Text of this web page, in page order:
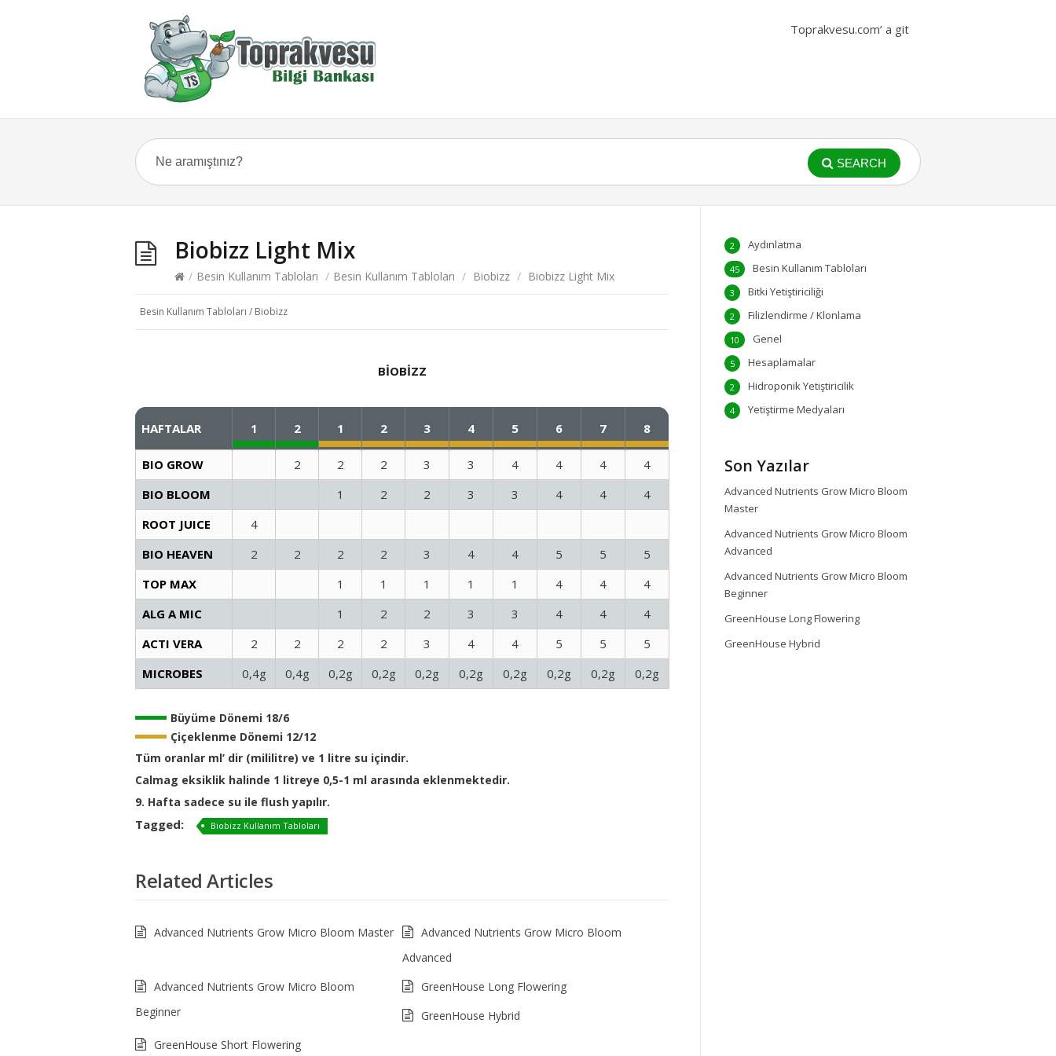
Toprakvesu.com’ a git
SEARCH
Biobizz Light Mix
/ Besin Kullanım Tabloları / Besin Kullanım Tabloları / Biobizz / Biobizz Light Mix
Besin Kullanım Tabloları / Biobizz
BIOBIZZ
HAFTALAR 1 2 1 2 3 4 5 6 7 8
BIO GROW 2 2 2 3 3 4 4 4
4
BIO BLOOM
1 2 2 3 3 4 4
4
ROOT JUICE
4
BIO HEAVEN
2 2 2 2 3 4 4 5 5
5
TOP MAX
1 1 1 1 1 4 4
4
ALG A MIC
1 2 2 3 3 4 4
4
ACTI VERA
2 2 2 2 3 4 4 5 5
5
MICROBES
0,4g 0,4g 0,2g 0,2g 0,2g 0,2g 0,2g 0,2g 0,2g 0,2g
Büyüme Dönemi 18/6
Çiçeklenme Dönemi 12/12
Tüm oranlar ml’ dir (mililitre) ve 1 litre su içindir.
Calmag eksiklik halinde 1 litreye 0,5-1 ml arasında eklenmektedir.
9. Hafta sadece su ile flush yapılır.
Tagged: Biobizz Kullanım Tabloları
Related Articles
Advanced Nutrients Grow Micro Bloom Master
Advanced Nutrients Grow Micro Bloom
Advanced
Advanced Nutrients Grow Micro Bloom
Beginner
GreenHouse Long Flowering
GreenHouse Hybrid
GreenHouse Short Flowering
Aydınlatma
2
Besin Kullanım Tabloları
45
Bitki Yetiştiriciliği
3
Filizlendirme / Klonlama
2
Genel
10
Hesaplamalar
5
Hidroponik Yetiştiricilik
2
Yetiştirme Medyaları
4
Son Yazılar
Advanced Nutrients Grow Micro Bloom
Master
Advanced Nutrients Grow Micro Bloom
Advanced
Advanced Nutrients Grow Micro Bloom
Beginner
GreenHouse Long Flowering
GreenHouse Hybrid